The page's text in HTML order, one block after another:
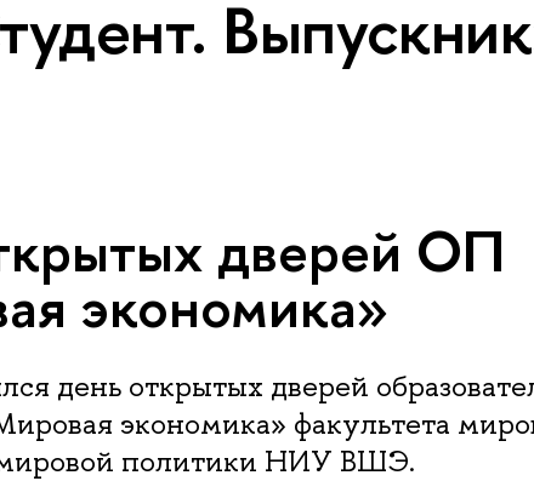
дверей ОП
экономика»
день открытых дверей
экономика» факультета
политики НИУ ВШЭ.